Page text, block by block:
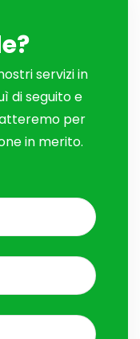
servizi in
di seguito e
per
in merito.